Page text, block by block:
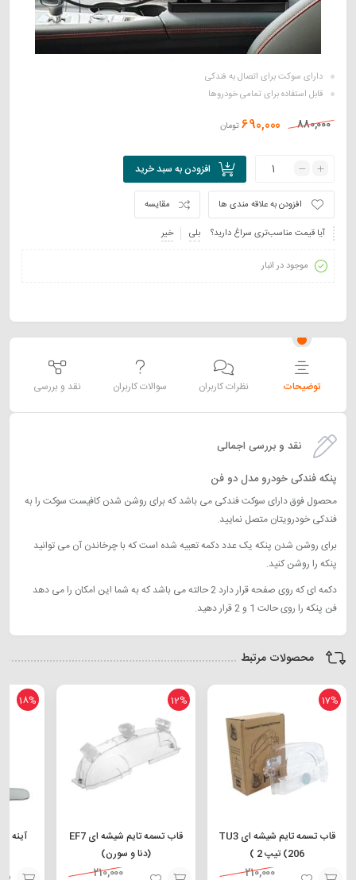
دارای سوکت برای اتصال به فندکی
قابل استفاده برای تمامی خودروها
880,000
690,000 تومان
افزودن به سبد خرید
مقایسه
افزودن به علاقه مندی ها
آیا قیمت مناسب‌تری سراغ دارید؟
بلی خیر
موجود در انبار
توضیحات نظرات کاربران سوالات کاربران نقد و بررسی
نقد و بررسی اجمالی
پنکه فندکی خودرو مدل دو فن
محصول فوق دارای سوکت فندکی می باشد که برای روشن شدن کافیست سوکت را به
فندکی خودرویتان متصل نمایید.
برای روشن شدن پنکه یک عدد دکمه تعبیه شده است که با چرخاندن آن می توانید
پنکه را روشن کنید.
دکمه ای که روی صفحه قرار دارد 2 حالته می باشد که به شما این امکان را می دهد
فن پنکه را روی حالت 1 و 2 قرار دهید.
محصولات مرتبط
17%
قاب تسمه تایم شیشه ای TU3
(206 تیپ 2 )
210,000
12%
قاب تسمه تایم شیشه ای EF7
(دنا و سورن)
210,000
18%
آینه